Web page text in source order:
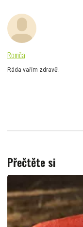
Romča
Ráda vařím zdravě!
Přečtěte si